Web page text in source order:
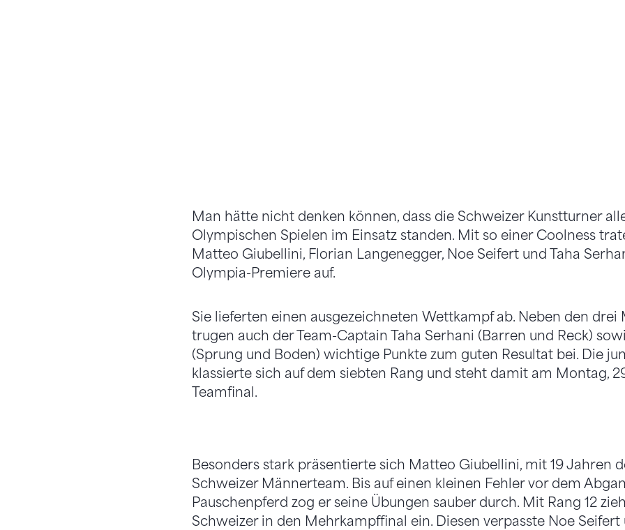
Man hätte nicht denken können, dass die Schweizer Kunstturner
Olympischen Spielen im Einsatz standen. Mit so einer Coolness
Matteo Giubellini, Florian Langenegger, Noe Seifert und Taha
Olympia-Premiere auf.
Sie lieferten einen ausgezeichneten Wettkampf ab. Neben den drei
trugen auch der Team-Captain Taha Serhani (Barren und Reck)
(Sprung und Boden) wichtige Punkte zum guten Resultat bei. Die
klassierte sich auf dem siebten Rang und steht damit am Montag,
Teamfinal.
Besonders stark präsentierte sich Matteo Giubellini, mit 19 Jahren
Schweizer Männerteam. Bis auf einen kleinen Fehler vor dem
Pauschenpferd zog er seine Übungen sauber durch. Mit Rang 12
Schweizer in den Mehrkampffinal ein. Diesen verpasste Noe Seifert